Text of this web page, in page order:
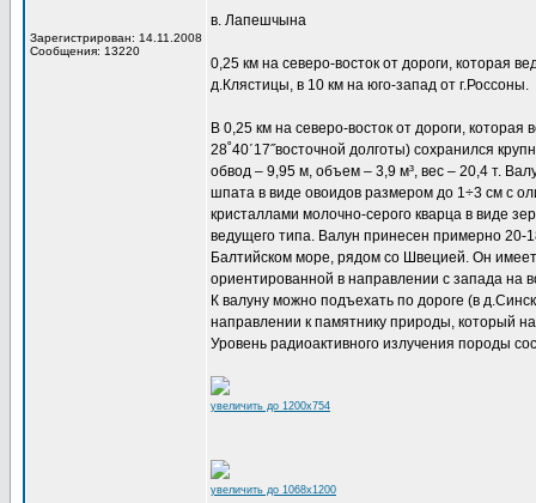
Зарегистрирован: 14.11.2008
Сообщения: 13220
в. Лапешчына
0,25 км на северо-восток от дороги, которая
д.Клястицы, в 10 км на юго-запад от г.Россоны.
В 0,25 км на северо-восток от дороги,
28˚40΄17˝восточной долготы) сохранился
обвод – 9,95 м, объем – 3,9 м³, вес – 20,4 т.
шпата в виде овоидов размером до 1÷3 см с
кристаллами молочно-серого кварца в виде
ведущего типа. Валун принесен примерно 20-
Балтийском море, рядом со Швецией. Он
ориентированной в направлении с запада на
К валуну можно подъехать по дороге (в
направлении к памятнику природы, который
Уровень радиоактивного излучения породы
увеличить до 1200x754
увеличить до 1068x1200